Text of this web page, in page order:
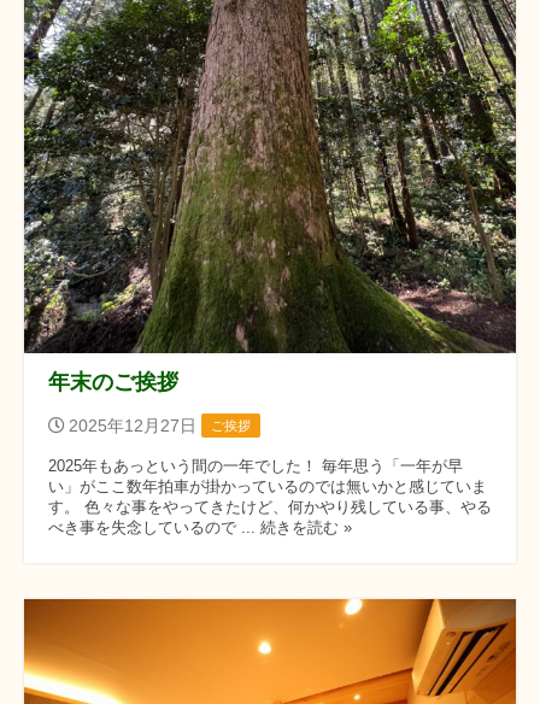
年末のご挨拶
2025年12月27日 ご挨拶
2025年もあっという間の一年でした！ 毎年思う「一年が早
い」がここ数年拍車が掛かっているのでは無いかと感じていま
す。 色々な事をやってきたけど、何かやり残している事、やる
べき事を失念しているので ... 続きを読む »